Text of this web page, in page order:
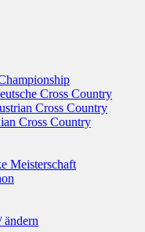
Cross Country
Cross Country
Cross Country
Meisterschaft
ändern